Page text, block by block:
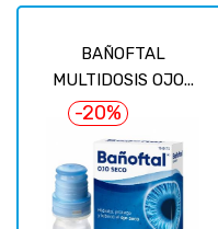
BAÑOFTAL
MULTIDOSIS OJO...
-20%